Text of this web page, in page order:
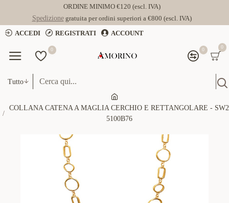
ORDINE MINIMO €120 (escl. IVA)
Spedizionegratuita per ordini superiori a €800 (escl. IVA)
ACCEDI
REGISTRATI ACCOUNT
0 0 0
Tutto
COLLANA CATENA A MAGLIA CERCHIO E RETTANGOLARE - SW2
5100B76